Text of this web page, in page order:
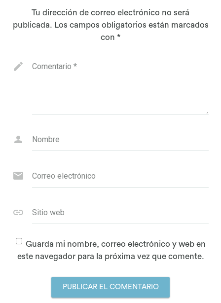
Tu dirección de correo electrónico no será
publicada. Los campos obligatorios están marcados
con *
Comentario *
Nombre
Correo electrónico
Sitio web
Guarda mi nombre, correo electrónico y web en
este navegador para la próxima vez que comente.